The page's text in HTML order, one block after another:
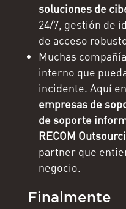
soluciones de
24/7, gestión de
de acceso
Muchas
interno que
incidente. Aquí
empresas de
de soporte
RECOM
partner que
negocio.
Finalmente